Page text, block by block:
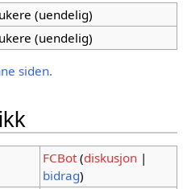
(uendelig)
(uendelig)
siden.
FCBot (diskusjon|
bidrag)